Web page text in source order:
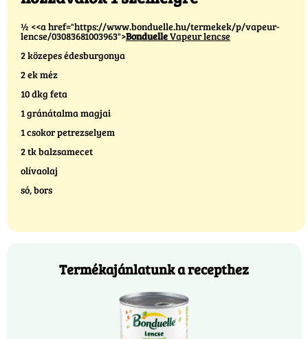
½ <<a href="https://www.bonduelle.hu/termekek/p/vapeur-
lencse/03083681003963">BonduelleVapeur lencse
2 közepes édesburgonya
2 ek méz
10 dkg feta
1 gránátalma magjai
1 csokor petrezselyem
2 tk balzsamecet
olívaolaj
só, bors
Termékajánlatunk a recepthez